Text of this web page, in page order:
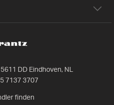
DD Eindhoven, NL
7137 3707
finden